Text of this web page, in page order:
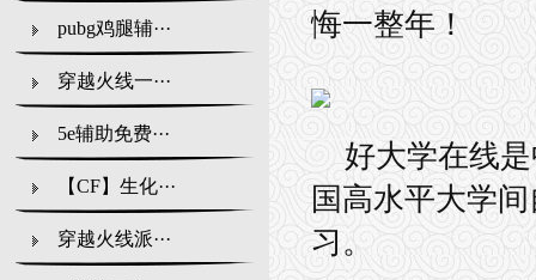
pubg鸡腿辅···
穿越火线一···
5e辅助免费···
【CF】生化···
穿越火线派···
悔一整年！
好大学在线
国高水平大学
习。